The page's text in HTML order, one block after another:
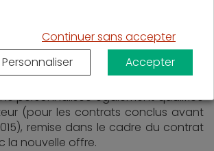
du nouveau contrat soit au
à celui du premier. Une manière pour
s’assurer que les prêts sont
personnalisée également qualifiée
(pour les contrats conclus avant
remise dans le cadre du contrat
la nouvelle offre.
Continuer sans accepter
Personnaliser
Accepter